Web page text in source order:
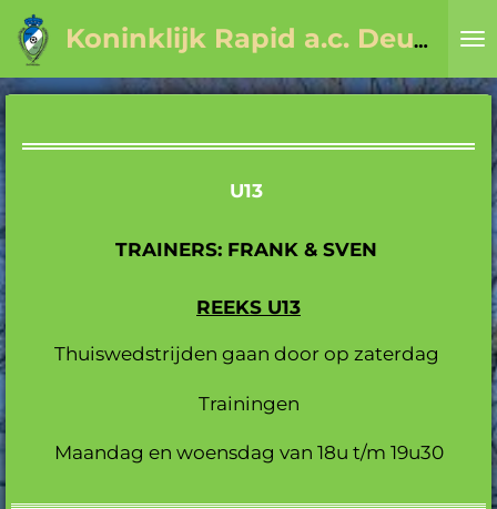
Ga
direct
naar
hoofdinhoud
Koninklijk Rapid a.c. Deurne sinds 1923
U13
TRAINERS: FRANK & SVEN
REEKS U13
Thuiswedstrijden gaan door op zaterdag
Trainingen
Maandag en woensdag van 18u t/m 19u30